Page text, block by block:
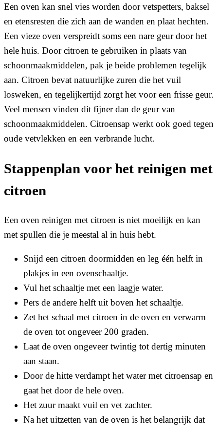
Een oven kan snel vies worden door vetspetters, baksel
en etensresten die zich aan de wanden en plaat hechten.
Een vieze oven verspreidt soms een nare geur door het
hele huis. Door citroen te gebruiken in plaats van
schoonmaakmiddelen, pak je beide problemen tegelijk
aan. Citroen bevat natuurlijke zuren die het vuil
losweken, en tegelijkertijd zorgt het voor een frisse geur.
Veel mensen vinden dit fijner dan de geur van
schoonmaakmiddelen. Citroensap werkt ook goed tegen
oude vetvlekken en een verbrande lucht.
Stappenplan voor het reinigen met
citroen
Een oven reinigen met citroen is niet moeilijk en kan
met spullen die je meestal al in huis hebt.
Snijd een citroen doormidden en leg één helft in
plakjes in een ovenschaaltje.
Vul het schaaltje met een laagje water.
Pers de andere helft uit boven het schaaltje.
Zet het schaal met citroen in de oven en verwarm
de oven tot ongeveer 200 graden.
Laat de oven ongeveer twintig tot dertig minuten
aan staan.
Door de hitte verdampt het water met citroensap en
gaat het door de hele oven.
Het zuur maakt vuil en vet zachter.
Na het uitzetten van de oven is het belangrijk dat